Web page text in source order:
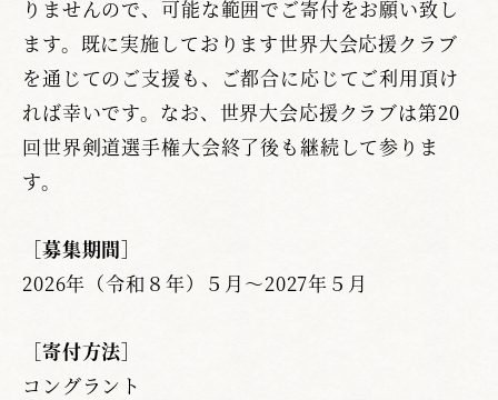
りませんので、可能な範囲でご寄付をお願い致し
ます。既に実施しております世界大会応援クラブ
を通じてのご支援も、ご都合に応じてご利用頂け
れば幸いです。なお、世界大会応援クラブは第20
回世界剣道選手権大会終了後も継続して参りま
す。
［募集期間］
2026年（令和８年）５月～2027年５月
［寄付方法］
コングラント